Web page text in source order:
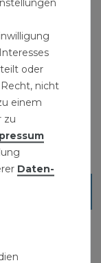
Ostendorf
oder
nicht
einem
zu
Daten­